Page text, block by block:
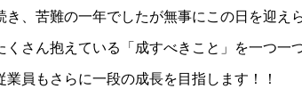
き、苦難の一年でしたが無事にこの日を迎え
くさん抱えている「成すべきこと」を一つ一
業員もさらに一段の成長を目指します！！